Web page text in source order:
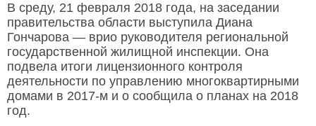
В среду, 21 февраля 2018 года, на заседании
правительства области выступила Диана
Гончарова — врио руководителя региональной
государственной жилищной инспекции. Она
подвела итоги лицензионного контроля
деятельности по управлению многоквартирными
домами в 2017-м и о сообщила о планах на 2018
год.